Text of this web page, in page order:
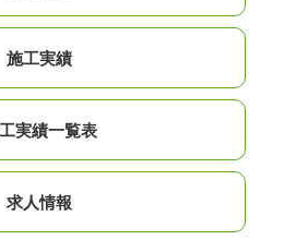
施工実績
実績一覧表
求人情報